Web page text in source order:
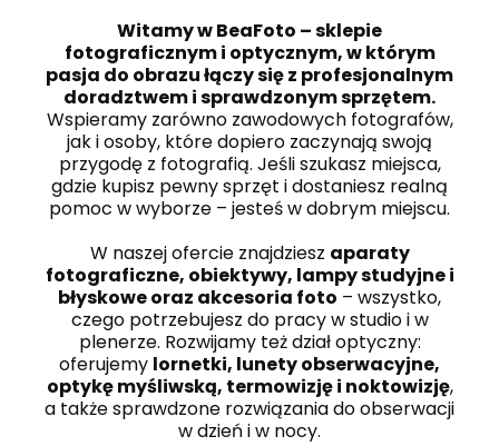
Witamy w BeaFoto – sklepie
fotograficznym i optycznym, w którym
pasja do obrazu łączy się z profesjonalnym
doradztwem i sprawdzonym sprzętem.
Wspieramy zarówno zawodowych fotografów,
jak i osoby, które dopiero zaczynają swoją
przygodę z fotografią. Jeśli szukasz miejsca,
gdzie kupisz pewny sprzęt i dostaniesz realną
pomoc w wyborze – jesteś w dobrym miejscu.
W naszej ofercie znajdziesz aparaty
fotograficzne, obiektywy, lampy studyjne i
błyskowe oraz akcesoria foto – wszystko,
czego potrzebujesz do pracy w studio i w
plenerze. Rozwijamy też dział optyczny:
oferujemy lornetki, lunety obserwacyjne,
optykę myśliwską, termowizję i noktowizję,
a także sprawdzone rozwiązania do obserwacji
w dzień i w nocy.